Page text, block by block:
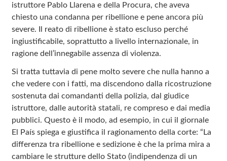
istruttore Pablo Llarena e della Procura, che aveva
chiesto una condanna per ribellione e pene ancora più
severe. Il reato di ribellione è stato escluso perché
ingiustificabile, soprattutto a livello internazionale, in
ragione dell’innegabile assenza di violenza.
Si tratta tuttavia di pene molto severe che nulla hanno a
che vedere con i fatti, ma discendono dalla ricostruzione
sostenuta dai comandanti della polizia, dal giudice
istruttore, dalle autorità statali, re compreso e dai media
pubblici. Questo è il modo, ad esempio, in cui il giornale
El País spiega e giustifica il ragionamento della corte: “La
differenza tra ribellione e sedizione è che la prima mira a
cambiare le strutture dello Stato (indipendenza di un